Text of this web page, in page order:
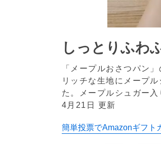
しっとりふわ
「メープルおさつパン
リッチな生地にメープ
た。メープルシュガー
4月21日 更新
簡単投票でAmazonギフト